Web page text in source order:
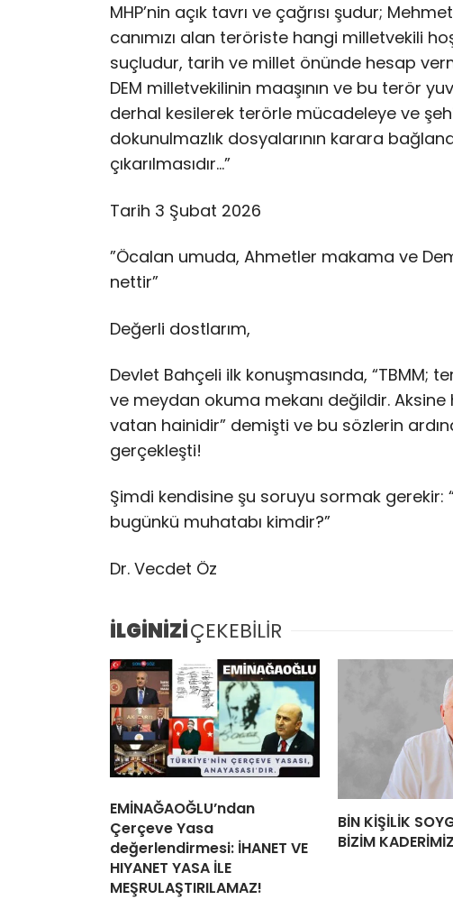
MHP’nin açık tavrı ve çağrısı şudur;
canımızı alan teröriste hangi milletvekili
suçludur, tarih ve millet önünde hesap
DEM milletvekilinin maaşının ve bu terör
derhal kesilerek terörle mücadeleye ve
dokunulmazlık dosyalarının karara
çıkarılmasıdır…”
Tarih 3 Şubat 2026
”Öcalan umuda, Ahmetler makama ve
nettir”
Değerli dostlarım,
Devlet Bahçeli ilk konuşmasında, “TBMM;
ve meydan okuma mekanı değildir. Aksine
vatan hainidir” demişti ve bu sözlerin
gerçekleşti!
Şimdi kendisine şu soruyu sormak gerekir:
bugünkü muhatabı kimdir?”
Dr. Vecdet Öz
İLGİNİZİÇEKEBİLİR
EMİNAĞAOĞLU’ndan
Çerçeve Yasa
değerlendirmesi: İHANET VE
HIYANET YASA İLE
MEŞRULAŞTIRILAMAZ!
BİN KİŞİLİK
BİZİM